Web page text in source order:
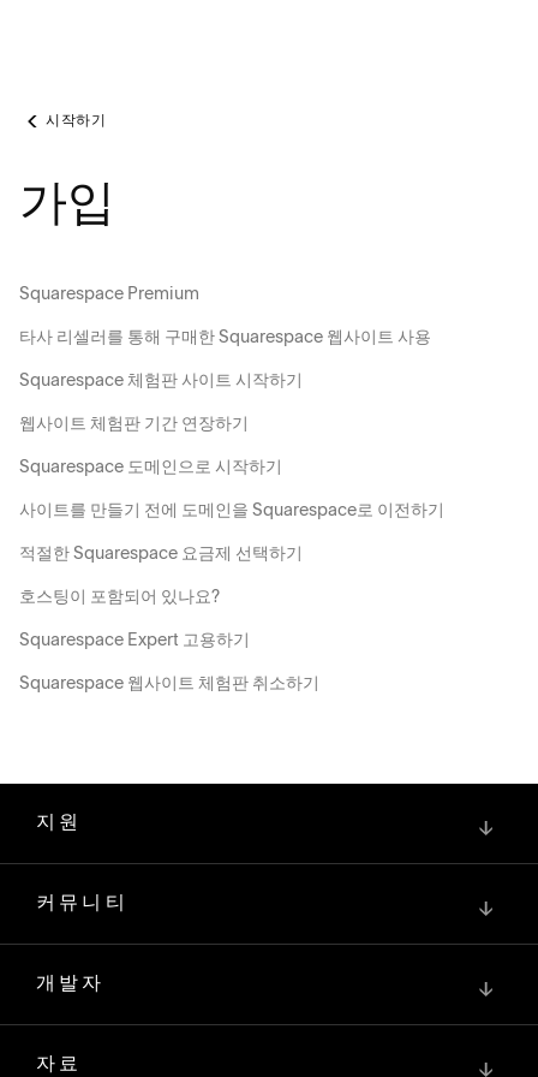
시작하기
가입
Squarespace Premium
타사 리셀러를 통해 구매한 Squarespace 웹사이트 사용
Squarespace 체험판 사이트 시작하기
웹사이트 체험판 기간 연장하기
Squarespace 도메인으로 시작하기
사이트를 만들기 전에 도메인을 Squarespace로 이전하기
적절한 Squarespace 요금제 선택하기
호스팅이 포함되어 있나요?
Squarespace Expert 고용하기
Squarespace 웹사이트 체험판 취소하기
지원 ↓
커뮤니티 ↓
개발자 ↓
자료 ↓